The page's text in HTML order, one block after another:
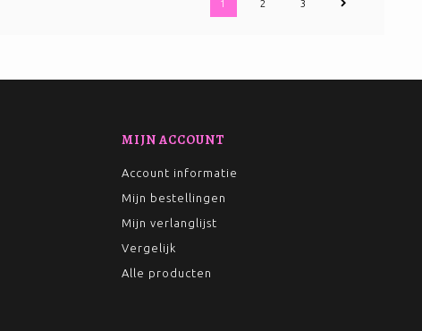
1 2 3
MIJN ACCOUNT
Account informatie
Mijn bestellingen
Mijn verlanglijst
Vergelijk
Alle producten